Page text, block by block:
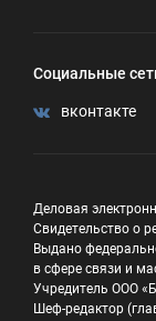
Социальные
вконтакте
Деловая
Свидетельство о
Выдано
в сфере связи и
Учредитель ООО
Шеф-редактор